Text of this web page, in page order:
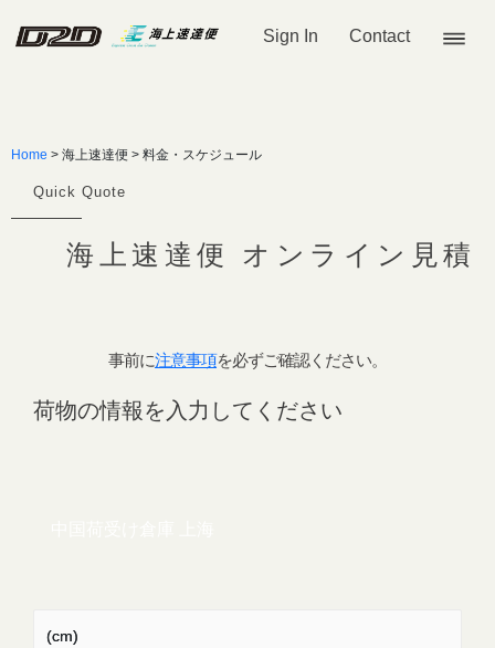
Sign In Contact
Home > 海上速達便 > 料金・スケジュール
Quick Quote
海上速達便 オンライン見積
事前に注意事項を必ずご確認ください。
荷物の情報を入力してください
(cm)
(cm)